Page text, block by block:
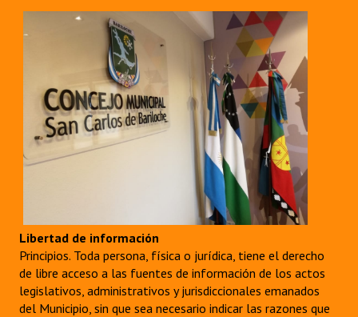
Libertad de información
Principios. Toda persona, física o jurídica, tiene el derecho
de libre acceso a las fuentes de información de los actos
legislativos, administrativos y jurisdiccionales emanados
del Municipio, sin que sea necesario indicar las razones que